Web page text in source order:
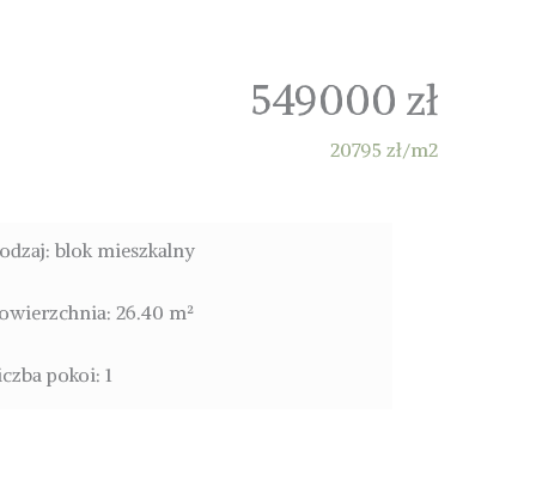
549000 zł
20795 zł/m2
blok mieszkalny
26.40 m²
pokoi: 1